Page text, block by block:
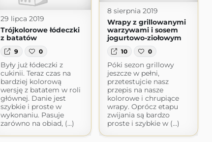
8 sierpnia 2019
Wrapy z grillowanymi
warzywami i sosem
jogurtowo-ziołowym
10 0
Póki sezon grillowy
jeszcze w pełni,
przetestujcie nasz
przepis na nasze
kolorowe i chrupiące
wrapy. Oprócz etapu
zwijania są bardzo
proste i szybkie w (...)
29 lipca 2019
Trójkolorowe łódeczki
z batatów
9 0
Były już łódeczki z
cukinii. Teraz czas na
bardziej kolorową
wersję z batatem w roli
głównej. Danie jest
szybkie i proste w
wykonaniu. Pasuje
zarówno na obiad, (...)